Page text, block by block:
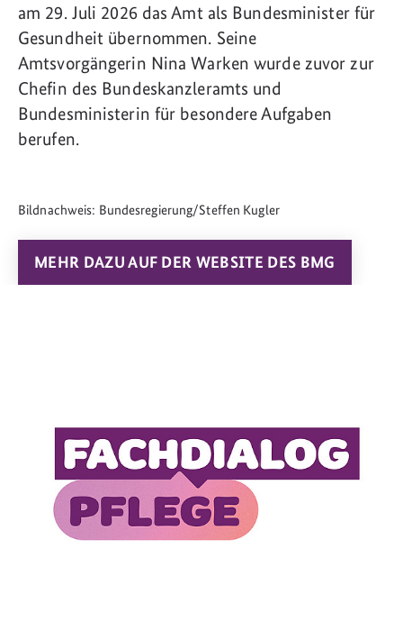
am 29. Juli 2026 das Amt als Bundesminister für
Gesundheit übernommen. Seine
Amtsvorgängerin Nina Warken wurde zuvor zur
Chefin des Bundeskanzleramts und
Bundesministerin für besondere Aufgaben
berufen.
Bildnachweis: Bundesregierung/Steffen Kugler
MEHR DAZU AUF DER WEBSITE DES BMG